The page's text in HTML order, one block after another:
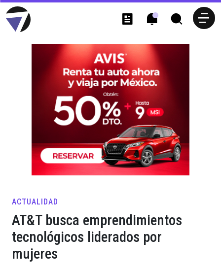
ACTUALIDAD
AT&T busca emprendimientos
tecnológicos liderados por
mujeres